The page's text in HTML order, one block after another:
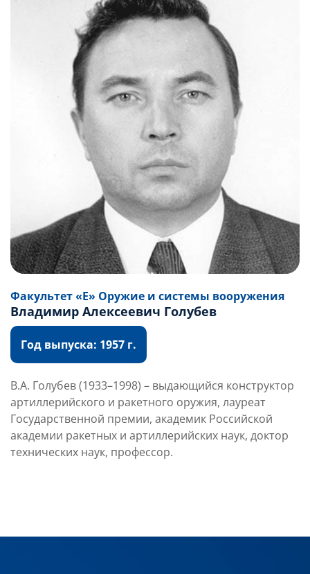
Партнерам
Факультет «Е» Оружие и системы вооружения
Владимир Алексеевич Голубев
Год выпуска: 1957 г.
В.А. Голубев (1933–1998) – выдающийся конструктор
артиллерийского и ракетного оружия, лауреат
Государственной премии, академик Российской
академии ракетных и артиллерийских наук, доктор
технических наук, профессор.